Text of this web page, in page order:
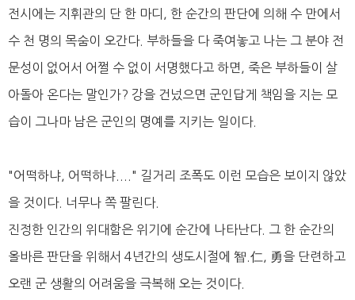
전시에는 지휘관의 단 한 마디, 한 순간의 판단에 의해 수 만에서
수 천 명의 목숨이 오간다. 부하들을 다 죽여놓고 나는 그 분야 전
문성이 없어서 어쩔 수 없이 서명했다고 하면, 죽은 부하들이 살
아돌아 온다는 말인가? 강을 건넜으면 군인답게 책임을 지는 모
습이 그나마 남은 군인의 명예를 지키는 일이다.
"어떡하냐, 어떡하냐...." 길거리 조폭도 이런 모습은 보이지 않았
을 것이다. 너무나 쪽 팔린다.
진정한 인간의 위대함은 위기에 순간에 나타난다. 그 한 순간의
올바른 판단을 위해서 4년간의 생도시절에 智.仁, 勇을 단련하고
오랜 군 생활의 어려움을 극복해 오는 것이다.